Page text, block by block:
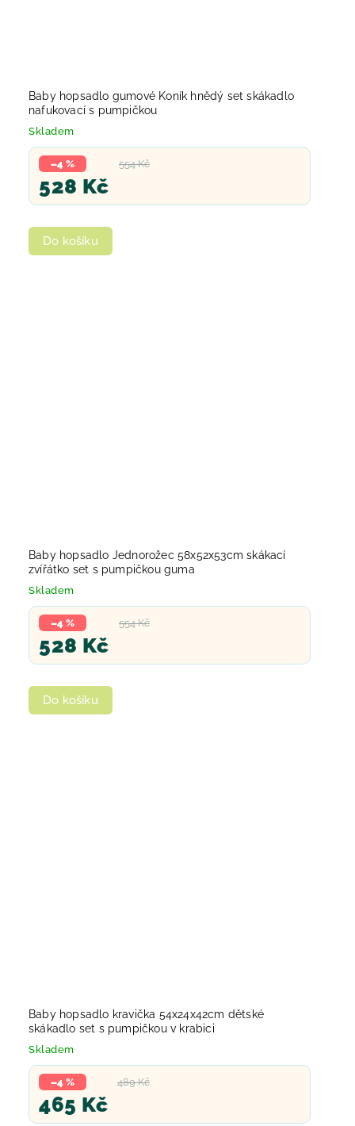
Baby hopsadlo gumové Koník hnědý set skákadlo
nafukovací s pumpičkou
Skladem
554 Kč
–4 %
528 Kč
Do košíku
Baby hopsadlo Jednorožec 58x52x53cm skákací
zvířátko set s pumpičkou guma
Skladem
554 Kč
–4 %
528 Kč
Do košíku
Baby hopsadlo kravička 54x24x42cm dětské
skákadlo set s pumpičkou v krabici
Skladem
489 Kč
–4 %
465 Kč